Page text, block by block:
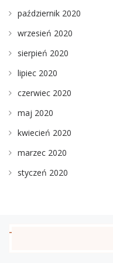
październik 2020
wrzesień 2020
sierpień 2020
lipiec 2020
czerwiec 2020
maj 2020
kwiecień 2020
marzec 2020
styczeń 2020